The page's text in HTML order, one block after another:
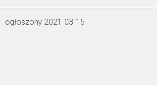
- ogłoszony 2021-03-15